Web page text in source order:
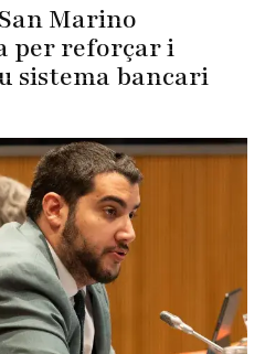
Marino
per reforçar i
sistema bancari